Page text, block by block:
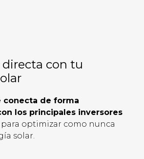
directa con tu
conecta de forma
los principales inversores
para optimizar como nunca
solar.